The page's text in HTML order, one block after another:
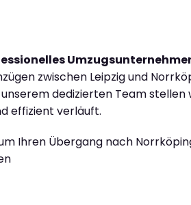
zwischen Leipzig und
dedizierten Team stellen
effizient verläuft.
Ihren Übergang nach